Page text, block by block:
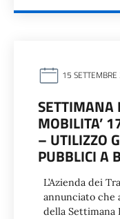
15
SETTIMANA
MOBILITA’
– UTILIZZO
PUBBLICI A
L’Azienda dei
annunciato che
della Settimana